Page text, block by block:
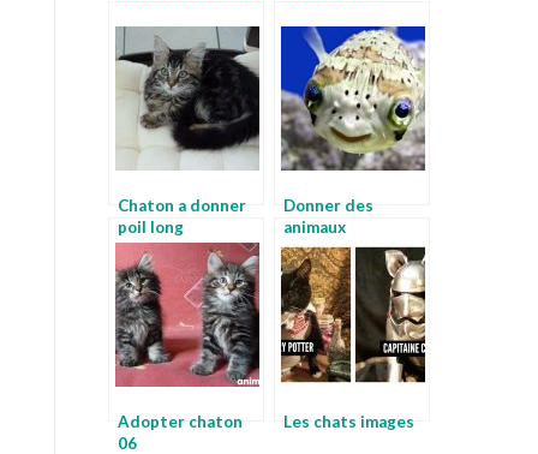
Chaton a donner
poil long
Donner des
animaux
Adopter chaton
06
Les chats images